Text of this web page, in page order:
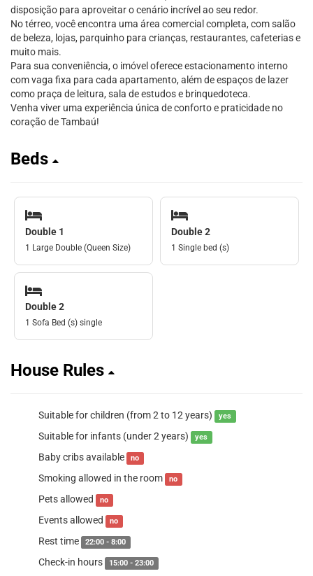
disposição para aproveitar o cenário incrível ao seu redor.
No térreo, você encontra uma área comercial completa, com salão
de beleza, lojas, parquinho para crianças, restaurantes, cafeterias e
muito mais.
Para sua conveniência, o imóvel oferece estacionamento interno
com vaga fixa para cada apartamento, além de espaços de lazer
como praça de leitura, sala de estudos e brinquedoteca.
Venha viver uma experiência única de conforto e praticidade no
coração de Tambaú!
Beds
Double 1
1 Large Double (Queen Size)
Double 2
1 Single bed (s)
Double 2
1 Sofa Bed (s) single
House Rules
Suitable for children (from 2 to 12 years) yes
Suitable for infants (under 2 years) yes
Baby cribs available no
Smoking allowed in the room no
Pets allowed no
Events allowed no
Rest time 22:00 - 8:00
Check-in hours 15:00 - 23:00